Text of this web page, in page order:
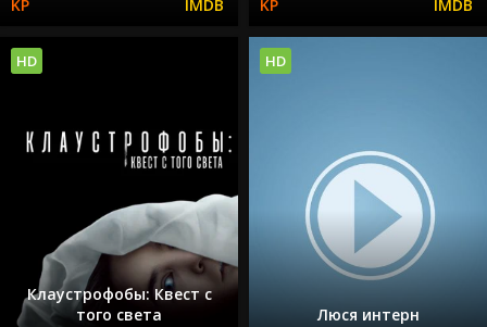
Клаустрофобы: Квест с
того света
HD
Люся интерн
HD